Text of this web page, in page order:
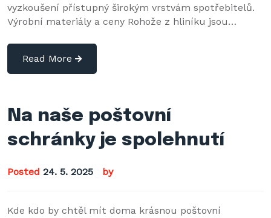
vyzkoušení přístupný širokým vrstvám spotřebitelů.
Výrobní materiály a ceny Rohože z hliníku jsou…
Read More
Na naše poštovní
schránky je spolehnutí
Posted 24. 5. 2025 by
Kde kdo by chtěl mít doma krásnou poštovní